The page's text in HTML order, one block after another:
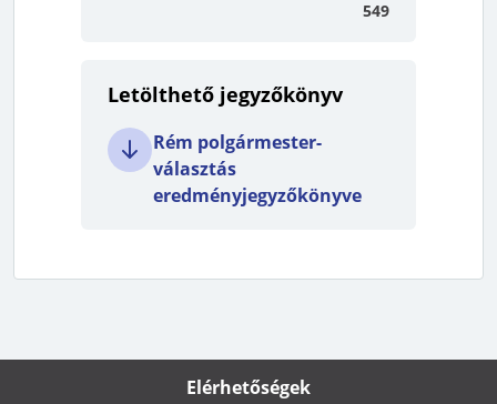
549
Letölthető jegyzőkönyv
Rém polgármester-
választás
eredményjegyzőkönyve
Elérhetőségek